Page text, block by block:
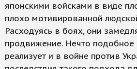
японскими войсками в виде
плохо мотивированной
Расходуясь в боях, они
продвижение. Нечто подобное
реализует и в войне против